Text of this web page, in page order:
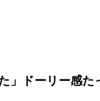
ドーリー感た